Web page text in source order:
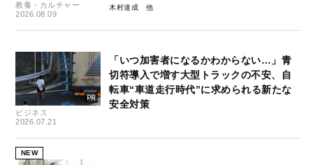
教養・カルチャー
2026.08.09
木村達成
ビジネス
2026.07.21
「いつ加害者になるかわからない…」青
切符導入で増す大型トラックの不安、自
転車“車道走行時代”に求められる新たな
安全対策
NEW